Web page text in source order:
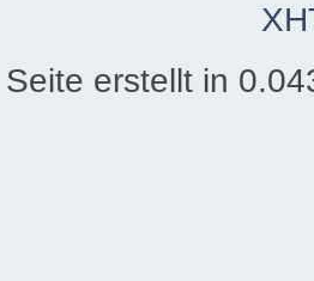
Seite erstellt in